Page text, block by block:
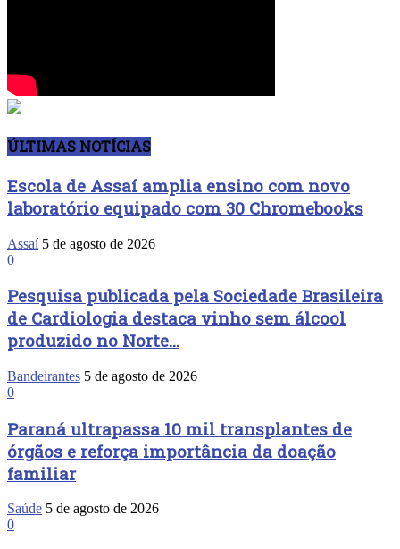
ÚLTIMAS NOTÍCIAS
Escola de Assaí amplia ensino com novo
laboratório equipado com 30 Chromebooks
Assaí 5 de agosto de 2026
0
Pesquisa publicada pela Sociedade Brasileira
de Cardiologia destaca vinho sem álcool
produzido no Norte...
Bandeirantes 5 de agosto de 2026
0
Paraná ultrapassa 10 mil transplantes de
órgãos e reforça importância da doação
familiar
Saúde 5 de agosto de 2026
0